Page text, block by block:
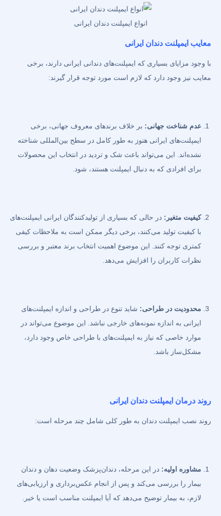
انواع ایمپلنت دندان ایرانی
معایب ایمپلنت دندان ایرانی
با وجود مزایای بسیاری که ایمپلنت‌های دندانی ایرانی دارند، برخی
معایب نیز وجود دارد که لازم است مورد توجه قرار گیرند:
عدم شناخت جهانی: بر خلاف برندهای معروف جهانی، برخی
ایمپلنت‌های ایرانی هنوز به طور کامل در سطح بین‌المللی شناخته
نشده‌اند. این می‌تواند باعث شک و تردید در انتخاب این محصولات
برای افرادی که به دنبال ایمپلنت هستند، شود.
کیفیت متغیر: در حالی که بسیاری از تولیدکنندگان ایرانی ایمپلنت‌های
با کیفیت تولید می‌کنند، برخی دیگر ممکن است به ملاحظات کیفی
کمتری توجه کنند. این موضوع اهمیت انتخاب برند معتبر و بررسی
نظرات کاربران را افزایش می‌دهد.
محدودیت در طراحی: شاید تنوع در طراحی و اندازه ایمپلنت‌های
ایرانی به اندازه نمونه‌های خارجی نباشد. این موضوع می‌تواند در
موارد خاصی که نیاز به ایمپلنت‌های با طراحی خاص وجود دارد،
مشکل‌ساز باشد.
روند درمان ایمپلنت دندان ایرانی
روند نصب ایمپلنت دندان به طور کلی شامل چند مرحله است:
مشاوره اولیه: در این مرحله، دندان‌پزشک وضعیت دهان و دندان
بیمار را بررسی می‌کند و پس از انجام عکس‌برداری و ارزیابی‌های
لازم، به بیمار توضیح می‌دهد که آیا ایمپلنت مناسب است یا خیر.